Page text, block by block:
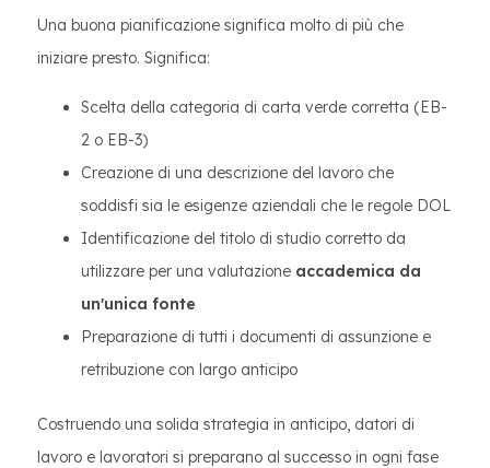
Una buona pianificazione significa molto di più che
iniziare presto. Significa:
Scelta della categoria di carta verde corretta (EB-
2 o EB-3)
Creazione di una descrizione del lavoro che
soddisfi sia le esigenze aziendali che le regole DOL
Identificazione del titolo di studio corretto da
utilizzare per una valutazione accademica da
un'unica fonte
Preparazione di tutti i documenti di assunzione e
retribuzione con largo anticipo
Costruendo una solida strategia in anticipo, datori di
lavoro e lavoratori si preparano al successo in ogni fase